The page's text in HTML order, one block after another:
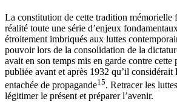
La constitution de cette tradition mémorielle
réalité toute une série d’enjeux
étroitement imbriqués aux luttes
pouvoir lors de la consolidation de la
avait en son temps mis en garde contre
publiée avant et après 1932 qu’il
entachée de propagande15. Retracer les
légitimer le présent et préparer l’avenir.